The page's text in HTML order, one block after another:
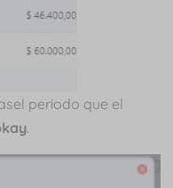
periodo que el
.